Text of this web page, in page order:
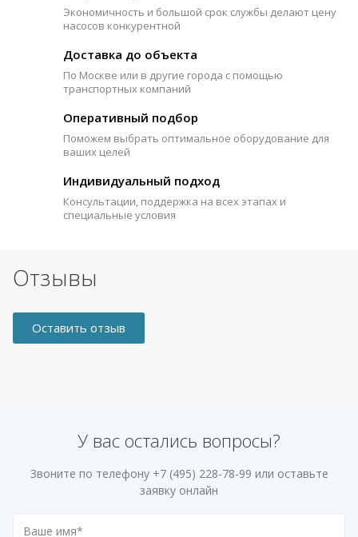
Экономичность и большой срок службы делают цену
насосов конкурентной
Доставка до объекта
По Москве или в другие города с помощью
транспортных компаний
Оперативный подбор
Поможем выбрать оптимальное оборудование для
ваших целей
Индивидуальный подход
Консультации, поддержка на всех этапах и
специальные условия
Отзывы
Оставить отзыв
У вас остались вопросы?
Звоните по телефону +7 (495) 228-78-99 или оставьте
заявку онлайн